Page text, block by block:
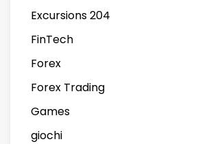
Excursions 204
FinTech
Forex
Forex Trading
Games
giochi